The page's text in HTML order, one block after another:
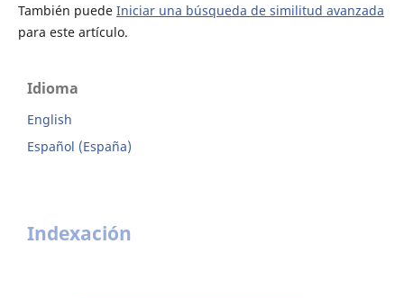
También puede Iniciar una búsqueda de similitud avanzada
para este artículo.
Idioma
English
Español (España)
Indexación